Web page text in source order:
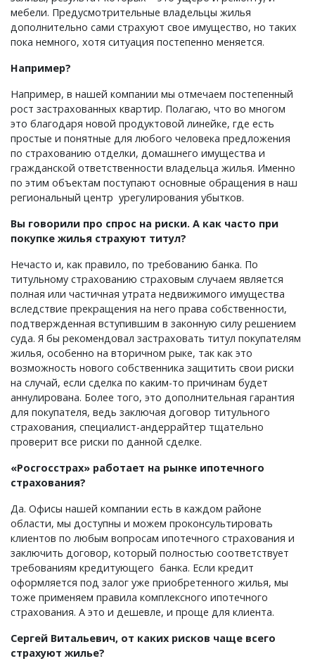
мебели. Предусмотрительные владельцы жилья
дополнительно сами страхуют свое имущество, но таких
пока немного, хотя ситуация постепенно меняется.
Например?
Например, в нашей компании мы отмечаем постепенный
рост застрахованных квартир. Полагаю, что во многом
это благодаря новой продуктовой линейке, где есть
простые и понятные для любого человека предложения
по страхованию отделки, домашнего имущества и
гражданской ответственности владельца жилья. Именно
по этим объектам поступают основные обращения в наш
региональный центр урегулирования убытков.
Вы говорили про спрос на риски. А как часто при
покупке жилья страхуют титул?
Нечасто и, как правило, по требованию банка. По
титульному страхованию страховым случаем является
полная или частичная утрата недвижимого имущества
вследствие прекращения на него права собственности,
подтвержденная вступившим в законную силу решением
суда. Я бы рекомендовал застраховать титул покупателям
жилья, особенно на вторичном рыке, так как это
возможность нового собственника защитить свои риски
на случай, если сделка по каким-то причинам будет
аннулирована. Более того, это дополнительная гарантия
для покупателя, ведь заключая договор титульного
страхования, специалист-андеррайтер тщательно
проверит все риски по данной сделке.
«Росгосстрах» работает на рынке ипотечного
страхования?
Да. Офисы нашей компании есть в каждом районе
области, мы доступны и можем проконсультировать
клиентов по любым вопросам ипотечного страхования и
заключить договор, который полностью соответствует
требованиям кредитующего банка. Если кредит
оформляется под залог уже приобретенного жилья, мы
тоже применяем правила комплексного ипотечного
страхования. А это и дешевле, и проще для клиента.
Сергей Витальевич, от каких рисков чаще всего
страхуют жилье?